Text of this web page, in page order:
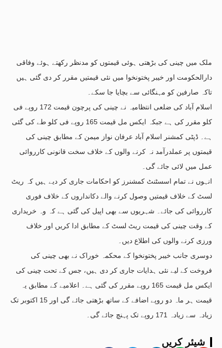
ملک میں چینی کی بڑھتی ہوئی قیمتوں کو مدنظر رکھتے ہوئے وفاقی
دارالحکومت اور خیبر پختونخوا میں نئی قیمتیں مقرر کر دی گئی ہیں
تاکہ صارفین کو مہنگائی سے بچایا جا سکے۔
اسلام آباد کی ضلعی انتظامیہ نے چینی کی پرچون قیمت 172 روپے فی
کلو مقرر کی ہے جبکہ ایکس مل قیمت 165 روپے فی کلو طے کی گئی
ہے۔ ڈپٹی کمشنر اسلام آباد عرفان نواز میمن کے مطابق چینی کی
قیمتوں پر عملدرآمد نہ کرنے والوں کے خلاف سخت قانونی کارروائی
عمل میں لائی جائے گی۔
انہوں نے تمام اسسٹنٹ کمشنرز کو احکامات جاری کر دیے ہیں کہ ریٹ
لسٹ کے خلاف قیمتیں وصول کرنے والے دکانداروں کے خلاف فوری
کارروائی کی جائے۔ شہریوں سے بھی اپیل کی گئی ہے کہ وہ خریداری
کے وقت چینی کی قیمت ریٹ لسٹ کے مطابق ادا کریں اور خلاف
ورزی کرنے والوں کی اطلاع دیں۔
دوسری جانب خیبر پختونخوا کے محکمہ خوراک نے بھی چینی کی
فروخت کے لیے نئی ہدایات جاری کر دی ہیں، جس کے تحت چینی کی
ایکس مل قیمت 165 روپے مقرر کی گئی ہے۔ اعلامیے کے مطابق یہ
قیمت ہر ماہ دو روپے اضافے کے ساتھ بڑھتی جائے گی اور 15 اکتوبر تک
زیادہ سے زیادہ 171 روپے تک پہنچ جائے گی۔
شیئر کریں